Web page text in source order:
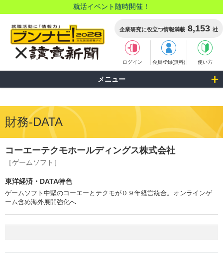
就活イベント随時開催！
企業研究に役立つ情報満載 8,153 社
ログイン 会員登録(無料) 使い方
メニュー
財務-DATA
コーエーテクモホールディングス株式会社
［ゲームソフト］
東洋経済・DATA特色
ゲームソフト中堅のコーエーとテクモが０９年経営統合。オンラインゲ
ーム含め海外展開強化へ